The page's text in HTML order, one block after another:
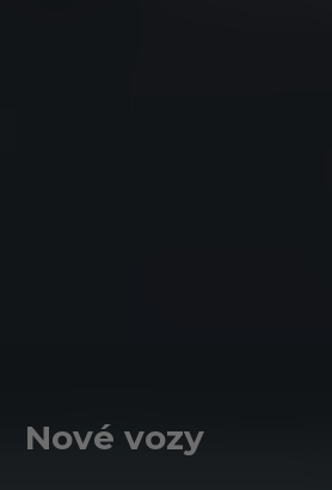
Nové vozy